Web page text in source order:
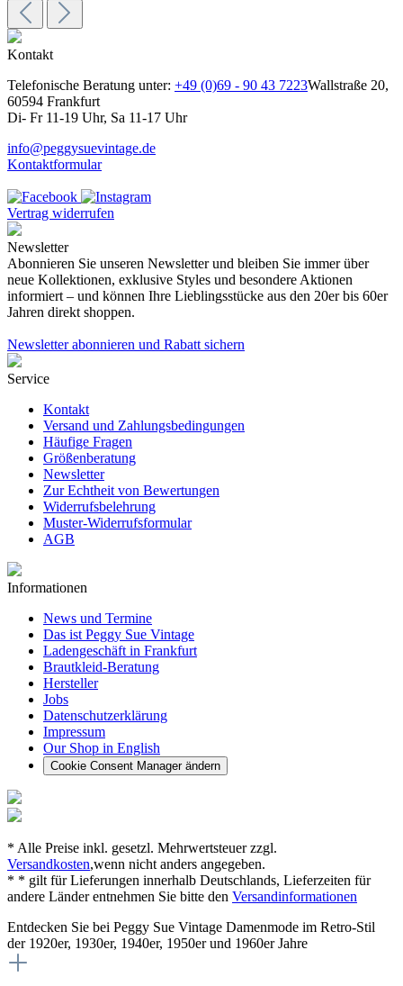
Kontakt
Telefonische Beratung unter: +49 (0)69 - 90 43 7223Wallstraße 20,
60594 Frankfurt
Di- Fr 11-19 Uhr, Sa 11-17 Uhr
info@peggysuevintage.de
Kontaktformular
Vertrag widerrufen
Newsletter
Abonnieren Sie unseren Newsletter und bleiben Sie immer über
neue Kollektionen, exklusive Styles und besondere Aktionen
informiert – und können Ihre Lieblingsstücke aus den 20er bis 60er
Jahren direkt shoppen.
Newsletter abonnieren und Rabatt sichern
Service
Kontakt
Versand und Zahlungsbedingungen
Häufige Fragen
Größenberatung
Newsletter
Zur Echtheit von Bewertungen
Widerrufsbelehrung
Muster-Widerrufsformular
AGB
Informationen
News und Termine
Das ist Peggy Sue Vintage
Ladengeschäft in Frankfurt
Brautkleid-Beratung
Hersteller
Jobs
Datenschutzerklärung
Impressum
Our Shop in English
Cookie Consent Manager ändern
* Alle Preise inkl. gesetzl. Mehrwertsteuer zzgl.
Versandkosten,wenn nicht anders angegeben.
* * gilt für Lieferungen innerhalb Deutschlands, Lieferzeiten für
andere Länder entnehmen Sie bitte den Versandinformationen
Entdecken Sie bei Peggy Sue Vintage Damenmode im Retro-Stil
der 1920er, 1930er, 1940er, 1950er und 1960er Jahre